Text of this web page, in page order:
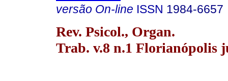
versão On-line ISSN 1984-6657
Rev. Psicol., Organ.
Trab. v.8 n.1 Florianópolis